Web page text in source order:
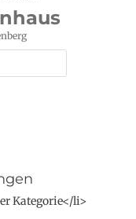
Kategorie</li>